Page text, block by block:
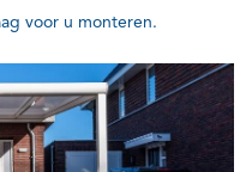
voor u monteren.